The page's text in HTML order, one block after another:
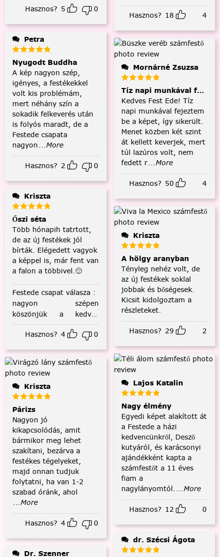
Hasznos? 5 0
Petra
Nyugodt Buddha
A kép nagyon szép,
igényes, a festékekkel
volt kis problémám,
mert néhány szín a
sokadik felkeverés után
is folyós maradt, de a
Festede csapata
nagyon ...More
Hasznos? 2 0
Kriszta
Őszi séta
Több hónapih tatrtott,
de az új festékek jól
bírták. Elégedett vagyok
a képpel is, már fent van
a falon a többivel.🙂
Festede csapat válasza :
nagyon szépen
köszönjük a kedves
visszajelzést! :)
Hasznos? 4 0
Kriszta
Párizs
Nagyon jó
kikapcsolódás, amit
bármikor meg lehet
szakítani, bezárva a
festékes tégelyeket,
majd onnan tudjuk
folytatni, ha van 1-2
szabad óránk, ahol
...More
Hasznos? 4 0
Hasznos? 18 4
Mornárné Zsuzsa
Tíz napi munkával
Kedves Fest Ede! Tíz
napi munkával fejeztem
be a képet, így sikerült.
Menet közben két szint
át kellett keverjek, mert
túl lazúros volt, nem
fedett r...More
Hasznos? 50 4
Kriszta
A hölgy aranyban
Tényleg nehéz volt, de
az új festékek soklal
jobbak és bőségesek.
Kicsit kidolgoztam a
részleteket.
Hasznos? 29 2
Lajos Katalin
Nagy élmény
Egyedi képet alakított át
a Festede a házi
kedvencünkről, Desző
kutyáról, és karácsonyi
ajándékként kapta a
számfestőt a 11 éves
fiam a
nagylányomtól. ...More
Hasznos? 12 0
dr. Szécsi Ágota